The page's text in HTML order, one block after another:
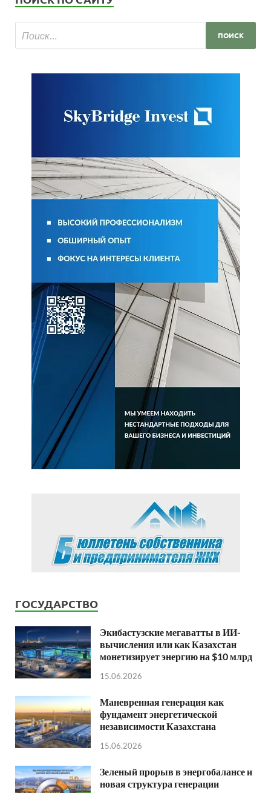
ГОСУДАРСТВО
Экибастузские мегаватты в ИИ-
вычисления или как Казахстан
монетизирует энергию на $10 млрд
15.06.2026
Маневренная генерация как
фундамент энергетической
независимости Казахстана
15.06.2026
Зеленый прорыв в энергобалансе и
новая структура генерации